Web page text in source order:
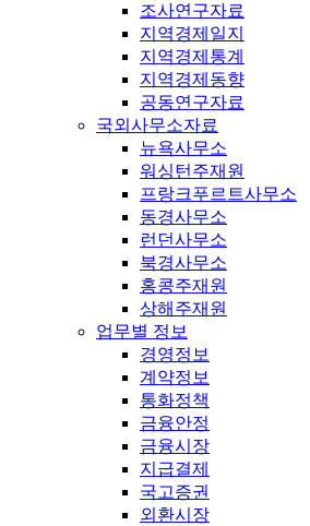
조사연구자료
지역경제일지
지역경제통계
지역경제동향
공동연구자료
국외사무소자료
뉴욕사무소
워싱턴주재원
프랑크푸르트사무소
동경사무소
런던사무소
북경사무소
홍콩주재원
상해주재원
업무별 정보
경영정보
계약정보
통화정책
금융안정
금융시장
지급결제
국고증권
외환시장